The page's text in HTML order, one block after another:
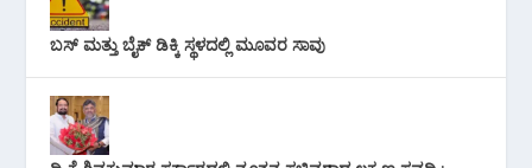
ಬಸ್ ಮತ್ತು ಬೈಕ್ ಡಿಕ್ಕಿ ಸ್ಥಳದಲ್ಲಿ ಮೂವರ ಸಾವು